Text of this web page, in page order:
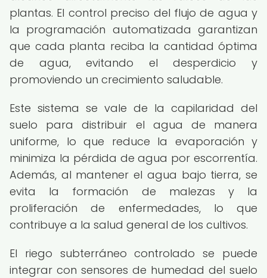
plantas. El control preciso del flujo de agua y
la programación automatizada garantizan
que cada planta reciba la cantidad óptima
de agua, evitando el desperdicio y
promoviendo un crecimiento saludable.
Este sistema se vale de la capilaridad del
suelo para distribuir el agua de manera
uniforme, lo que reduce la evaporación y
minimiza la pérdida de agua por escorrentía.
Además, al mantener el agua bajo tierra, se
evita la formación de malezas y la
proliferación de enfermedades, lo que
contribuye a la salud general de los cultivos.
El riego subterráneo controlado se puede
integrar con sensores de humedad del suelo